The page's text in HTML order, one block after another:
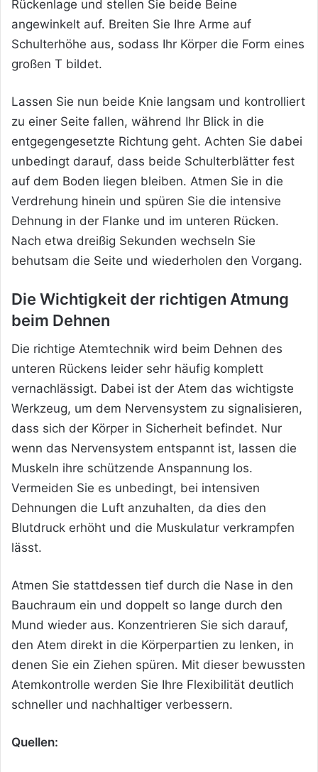
Rückenlage und stellen Sie beide Beine
angewinkelt auf. Breiten Sie Ihre Arme auf
Schulterhöhe aus, sodass Ihr Körper die Form eines
großen T bildet.
Lassen Sie nun beide Knie langsam und kontrolliert
zu einer Seite fallen, während Ihr Blick in die
entgegengesetzte Richtung geht. Achten Sie dabei
unbedingt darauf, dass beide Schulterblätter fest
auf dem Boden liegen bleiben. Atmen Sie in die
Verdrehung hinein und spüren Sie die intensive
Dehnung in der Flanke und im unteren Rücken.
Nach etwa dreißig Sekunden wechseln Sie
behutsam die Seite und wiederholen den Vorgang.
Die Wichtigkeit der richtigen Atmung
beim Dehnen
Die richtige Atemtechnik wird beim Dehnen des
unteren Rückens leider sehr häufig komplett
vernachlässigt. Dabei ist der Atem das wichtigste
Werkzeug, um dem Nervensystem zu signalisieren,
dass sich der Körper in Sicherheit befindet. Nur
wenn das Nervensystem entspannt ist, lassen die
Muskeln ihre schützende Anspannung los.
Vermeiden Sie es unbedingt, bei intensiven
Dehnungen die Luft anzuhalten, da dies den
Blutdruck erhöht und die Muskulatur verkrampfen
lässt.
Atmen Sie stattdessen tief durch die Nase in den
Bauchraum ein und doppelt so lange durch den
Mund wieder aus. Konzentrieren Sie sich darauf,
den Atem direkt in die Körperpartien zu lenken, in
denen Sie ein Ziehen spüren. Mit dieser bewussten
Atemkontrolle werden Sie Ihre Flexibilität deutlich
schneller und nachhaltiger verbessern.
Quellen: